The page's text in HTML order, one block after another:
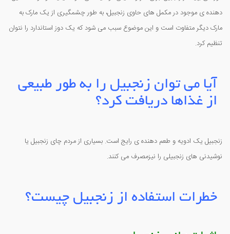
دهنده ی موجود در مکمل های حاوی زنجبیل، به طور چشمگیری از یک مارک به
مارک دیگر متفاوت است و این موضوع سبب می شود که یک دوز استاندارد را نتوان
تنظیم کرد.
آیا می توان زنجبیل را به طور طبیعی
از غذاها دریافت کرد؟
زنجبیل یک ادویه و طعم دهنده ی رایج است. بسیاری از مردم چای زنجبیل یا
نوشیدنی های زنجبیلی را نیزمصرف می کنند.
خطرات استفاده از زنجبیل چیست؟